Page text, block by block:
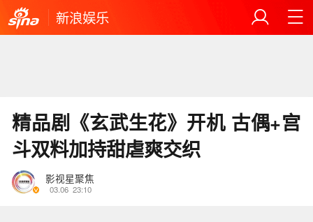
新浪娱乐
精品剧《玄武生花》开机 古偶+宫
斗双料加持甜虐爽交织
影视星聚焦
03.06 23:10